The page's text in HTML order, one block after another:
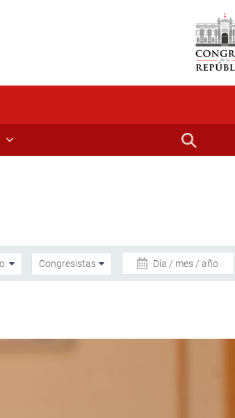
Día / mes / año